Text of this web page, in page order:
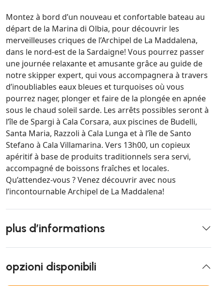
Montez à bord d’un nouveau et confortable bateau au
départ de la Marina di Olbia, pour découvrir les
merveilleuses criques de l’Archipel de La Maddalena,
dans le nord-est de la Sardaigne! Vous pourrez passer
une journée relaxante et amusante grâce au guide de
notre skipper expert, qui vous accompagnera à travers
d’inoubliables eaux bleues et turquoises où vous
pourrez nager, plonger et faire de la plongée en apnée
sous le chaud soleil sarde. Les arrêts possibles seront à
l’île de Spargi à Cala Corsara, aux piscines de Budelli,
Santa Maria, Razzoli à Cala Lunga et à l’île de Santo
Stefano à Cala Villamarina. Vers 13h00, un copieux
apéritif à base de produits traditionnels sera servi,
accompagné de boissons fraîches et locales.
Qu’attendez-vous ? Venez découvrir avec nous
l’incontournable Archipel de La Maddalena!
plus d’informations
opzioni disponibili